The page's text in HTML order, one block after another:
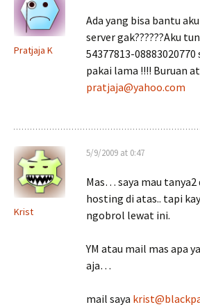
Pratjaja K
Ada yang bisa bantu
server gak??????Aku
54377813-
pakai lama !!!! Buruan
pratjaja@yahoo.com
Krist
5/9/2009 at 0:47
Mas… saya mau
hosting di atas.. tapi
ngobrol lewat ini.
YM atau mail mas apa
aja…
mail saya